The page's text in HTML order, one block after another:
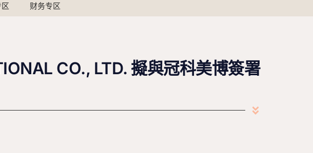
财务专区
CO., LTD. 擬與冠科美博簽署